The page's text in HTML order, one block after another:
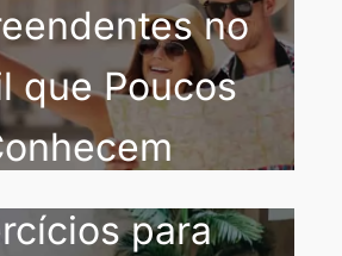
no
que Poucos
Melhores
para